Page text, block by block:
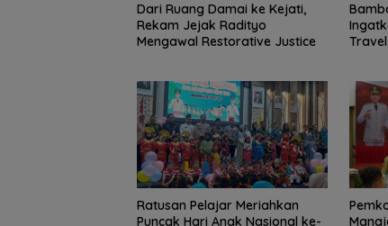
Dari Ruang Damai ke Kejati,
Rekam Jejak Radityo
Mengawal Restorative Justice
Ratusan Pelajar Meriahkan
Puncak Hari Anak Nasional ke-